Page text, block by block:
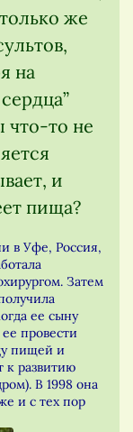
же
на
что-то не
и
пища?
в Уфе, Россия,
Затем
ее сыну
провести
пищей и
к развитию
В 1998 она
и с тех пор